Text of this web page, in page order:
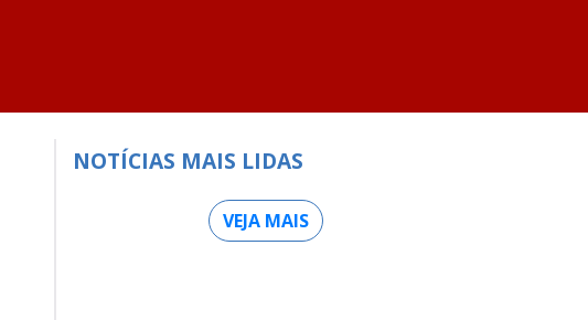
NOTÍCIAS MAIS LIDAS
VEJA MAIS